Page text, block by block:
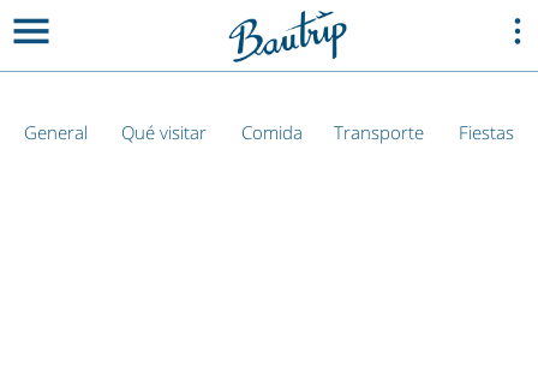
General Qué visitar Comida Transporte Fiestas